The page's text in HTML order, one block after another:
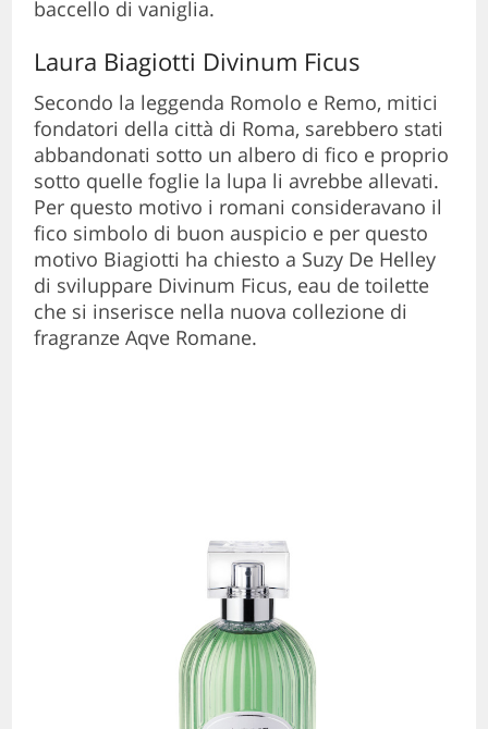
baccello di vaniglia.
Laura Biagiotti Divinum Ficus
Secondo la leggenda Romolo e Remo, mitici
fondatori della città di Roma, sarebbero stati
abbandonati sotto un albero di fico e proprio
sotto quelle foglie la lupa li avrebbe allevati.
Per questo motivo i romani consideravano il
fico simbolo di buon auspicio e per questo
motivo Biagiotti ha chiesto a Suzy De Helley
di sviluppare Divinum Ficus, eau de toilette
che si inserisce nella nuova collezione di
fragranze Aqve Romane.